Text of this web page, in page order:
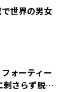
世界の男女
フォーティー
刺さらず脱出